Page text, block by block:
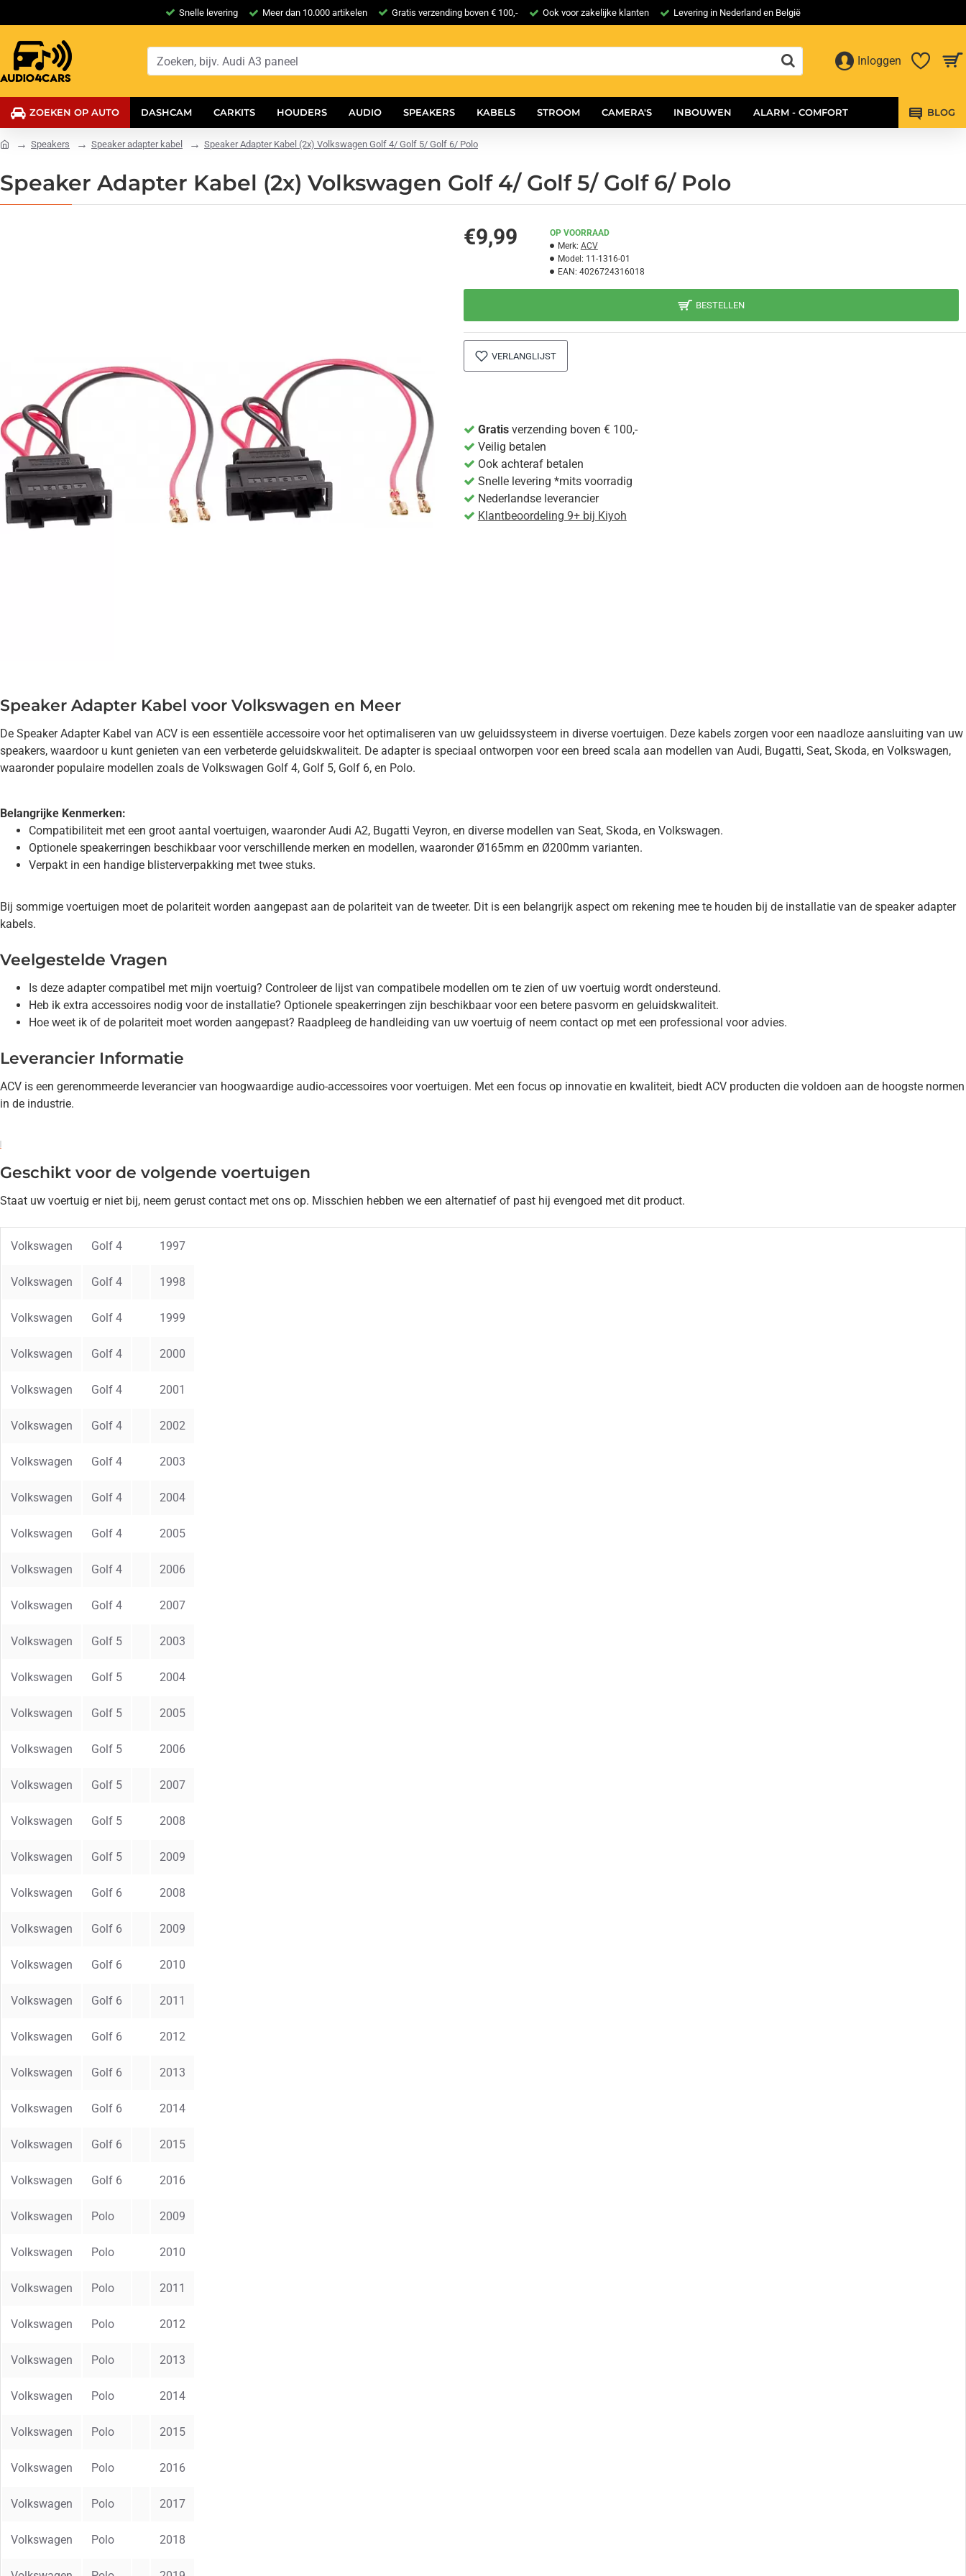
Snelle levering Meer dan 10.000 artikelen Gratis verzending boven € 100,- Ook voor zakelijke klanten Levering in Nederland en België
Inloggen
ZOEKEN OP AUTO DASHCAM CARKITS HOUDERS AUDIO SPEAKERS KABELS STROOM CAMERA'S INBOUWEN ALARM - COMFORT BLOG
Speakers Speaker adapter kabel Speaker Adapter Kabel (2x) Volkswagen Golf 4/ Golf 5/ Golf 6/ Polo
Speaker Adapter Kabel (2x) Volkswagen Golf 4/ Golf 5/ Golf 6/ Polo
€9,99
OP VOORRAAD
Merk: ACV
Model: 11-1316-01
EAN: 4026724316018
BESTELLEN
VERLANGLIJST
Gratisverzending boven € 100,-
Veilig betalen
Ook achteraf betalen
Snelle levering *mits voorradig
Nederlandse leverancier
Klantbeoordeling 9+ bij Kiyoh
Speaker Adapter Kabel voor Volkswagen en Meer
De Speaker Adapter Kabel van ACV is een essentiële accessoire voor het optimaliseren van uw geluidssysteem in diverse voertuigen. Deze kabels zorgen voor een naadloze aansluiting van uw
speakers, waardoor u kunt genieten van een verbeterde geluidskwaliteit. De adapter is speciaal ontworpen voor een breed scala aan modellen van Audi, Bugatti, Seat, Skoda, en Volkswagen,
waaronder populaire modellen zoals de Volkswagen Golf 4, Golf 5, Golf 6, en Polo.
Belangrijke Kenmerken:
Compatibiliteit met een groot aantal voertuigen, waaronder Audi A2, Bugatti Veyron, en diverse modellen van Seat, Skoda, en Volkswagen.
Optionele speakerringen beschikbaar voor verschillende merken en modellen, waaronder Ø165mm en Ø200mm varianten.
Verpakt in een handige blisterverpakking met twee stuks.
Bij sommige voertuigen moet de polariteit worden aangepast aan de polariteit van de tweeter. Dit is een belangrijk aspect om rekening mee te houden bij de installatie van de speaker adapter
kabels.
Veelgestelde Vragen
Is deze adapter compatibel met mijn voertuig? Controleer de lijst van compatibele modellen om te zien of uw voertuig wordt ondersteund.
Heb ik extra accessoires nodig voor de installatie? Optionele speakerringen zijn beschikbaar voor een betere pasvorm en geluidskwaliteit.
Hoe weet ik of de polariteit moet worden aangepast? Raadpleeg de handleiding van uw voertuig of neem contact op met een professional voor advies.
Leverancier Informatie
ACV is een gerenommeerde leverancier van hoogwaardige audio-accessoires voor voertuigen. Met een focus op innovatie en kwaliteit, biedt ACV producten die voldoen aan de hoogste normen
in de industrie.
Geschikt voor de volgende voertuigen
Staat uw voertuig er niet bij, neem gerust contact met ons op. Misschien hebben we een alternatief of past hij evengoed met dit product.
Volkswagen Golf 4 1997
Volkswagen Golf 4 1998
Volkswagen Golf 4 1999
Volkswagen Golf 4 2000
Volkswagen Golf 4 2001
Volkswagen Golf 4 2002
Volkswagen Golf 4 2003
Volkswagen Golf 4 2004
Volkswagen Golf 4 2005
Volkswagen Golf 4 2006
Volkswagen Golf 4 2007
Volkswagen Golf 5 2003
Volkswagen Golf 5 2004
Volkswagen Golf 5 2005
Volkswagen Golf 5 2006
Volkswagen Golf 5 2007
Volkswagen Golf 5 2008
Volkswagen Golf 5 2009
Volkswagen Golf 6 2008
Volkswagen Golf 6 2009
Volkswagen Golf 6 2010
Volkswagen Golf 6 2011
Volkswagen Golf 6 2012
Volkswagen Golf 6 2013
Volkswagen Golf 6 2014
Volkswagen Golf 6 2015
Volkswagen Golf 6 2016
Volkswagen Polo 2009
Volkswagen Polo 2010
Volkswagen Polo 2011
Volkswagen Polo 2012
Volkswagen Polo 2013
Volkswagen Polo 2014
Volkswagen Polo 2015
Volkswagen Polo 2016
Volkswagen Polo 2017
Volkswagen Polo 2018